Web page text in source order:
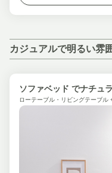
カジュアルで明るい雰
ソファベッド でナチュ
ローテーブル・リビングテーブ